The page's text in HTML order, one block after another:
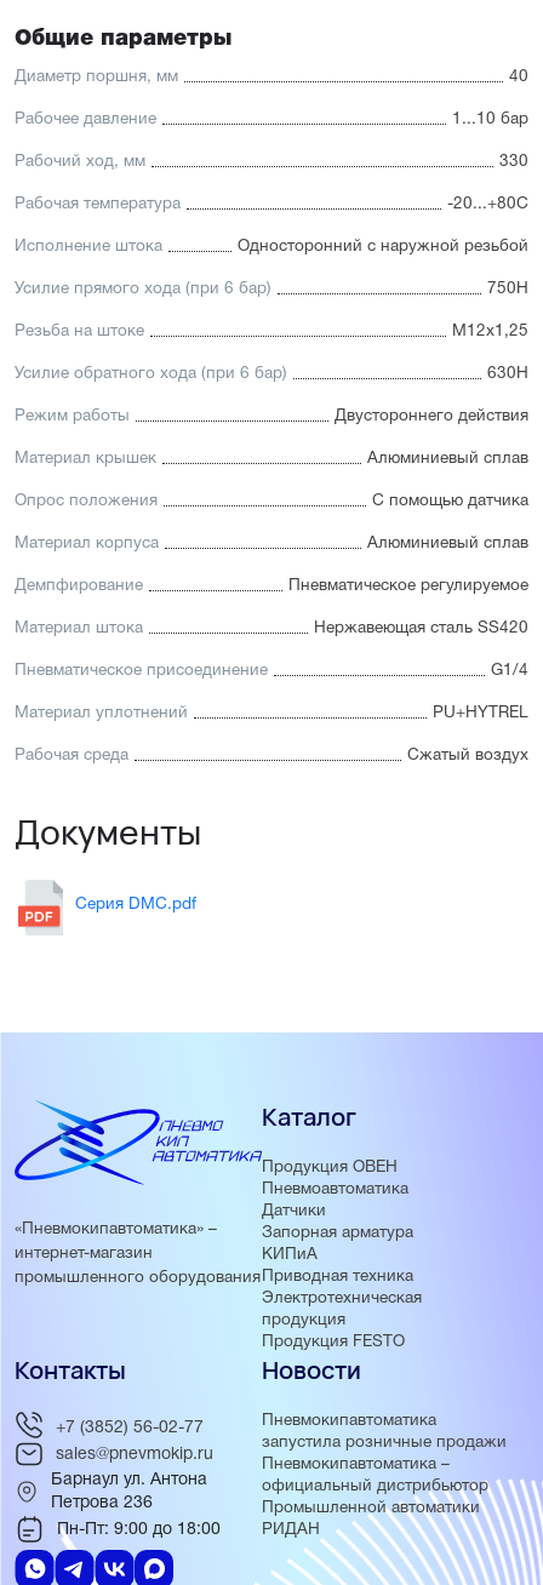
поставки
Отличительные черты:
Корпус изготовлен из легкого и прочного алюминия,
покрытого элоксаловым покрытием, препятствующим
коррозии
Шток изготавливается
из нержавеющей или хромированной стали, подходит
Уплотнение — полиуретан (PU) с возможностью
диапазоном (FKM/Viton). А также дополнительное
частицы в полость цилиндра
пневмоцилиндр имеет высокую устойчивость
Общие параметры
Диаметр поршня, мм 40
Рабочее давление 1...10 бар
Рабочий ход, мм 330
Рабочая температура -20...+80С
Исполнение штока Односторонний с наружной резьбой
Усилие прямого хода (при 6 бар) 750Н
Резьба на штоке М12х1,25
Усилие обратного хода (при 6 бар) 630Н
Режим работы Двустороннего действия
Материал крышек Алюминиевый сплав
Опрос положения С помощью датчика
Материал корпуса Алюминиевый сплав
Демпфирование Пневматическое регулируемое
Материал штока Нержавеющая сталь SS420
Пневматическое присоединение G1/4
Материал уплотнений PU+HYTREL
Рабочая среда Сжатый воздух
Документы
Серия DMC.pdf
«Пневмокипавтоматика» –
интернет-магазин
промышленного оборудования
Каталог
Продукция ОВЕН
Пневмоавтоматика
Датчики
Запорная арматура
КИПиА
Приводная техника
Электротехническая
продукция
Продукция FESTO
Новости
Пневмокипавтоматика
запустила розничные продажи
Пневмокипавтоматика –
официальный дистрибьютор
Промышленной автоматики
РИДАН
Контакты
+7 (3852) 56-02-77
sales@pnevmokip.ru
Барнаул ул. Антона
Петрова 236
Пн-Пт: 9:00 до 18:00